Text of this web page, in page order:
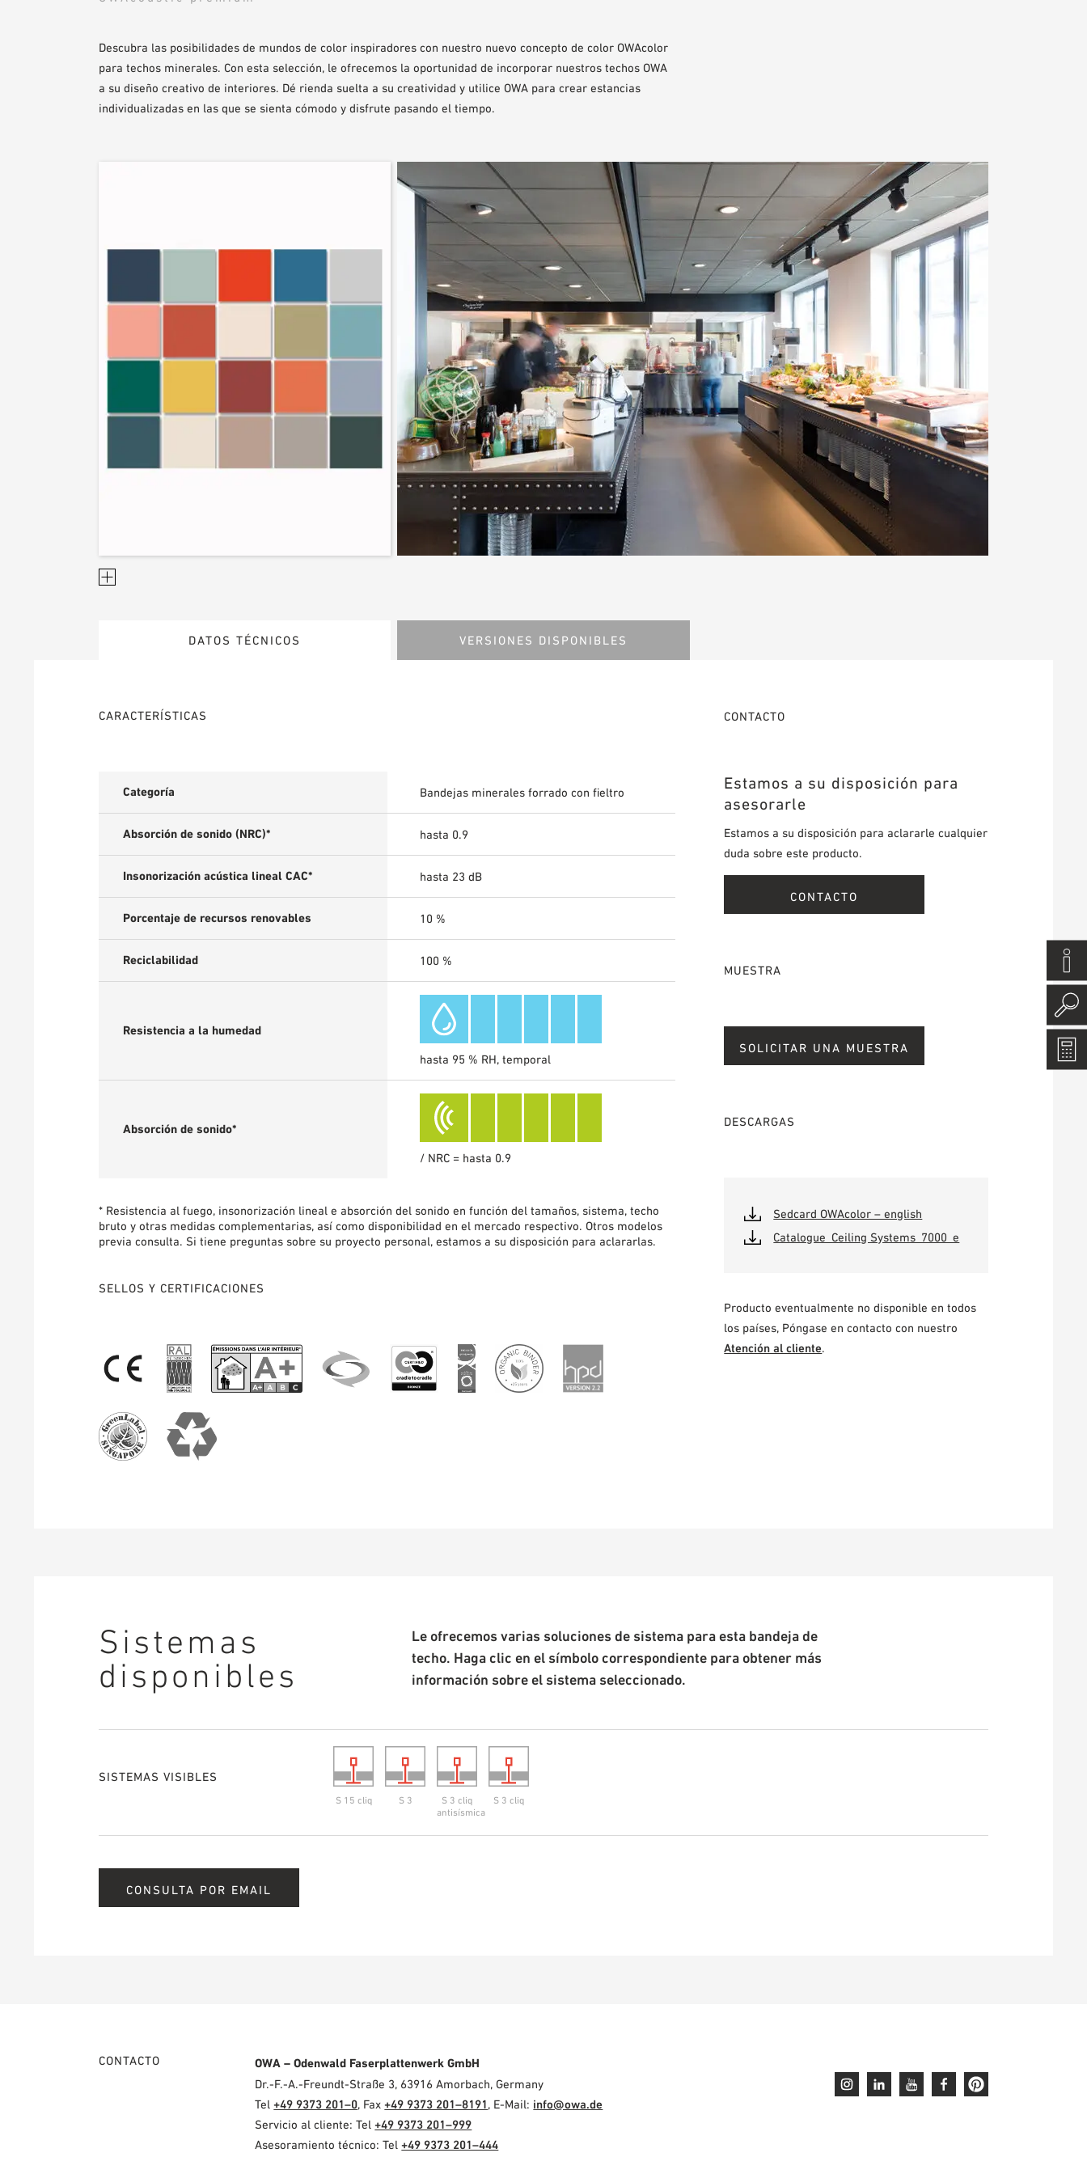
Descubra las posibilidades de mundos de color inspiradores con nuestro nuevo concepto de color OWAcolor
para techos minerales. Con esta selección, le ofrecemos la oportunidad de incorporar nuestros techos OWA
a su diseño creativo de interiores. Dé rienda suelta a su creatividad y utilice OWA para crear estancias
individualizadas en las que se sienta cómodo y disfrute pasando el tiempo.
DATOS TÉCNICOS VERSIONES DISPONIBLES
CARACTERÍSTICAS
Categoría Bandejas minerales forrado con fieltro
Absorción de sonido (NRC)* hasta 0.9
Insonorización acústica lineal CAC* hasta 23 dB
Porcentaje de recursos renovables 10 %
Reciclabilidad 100 %
Resistencia a la humedad
hasta 95 % RH, temporal
Absorción de sonido*
/ NRC = hasta 0.9
* Resistencia al fuego, insonorización lineal e absorción del sonido en función del tamaños, sistema, techo
bruto y otras medidas complementarias, así como disponibilidad en el mercado respectivo. Otros modelos
previa consulta. Si tiene preguntas sobre su proyecto personal, estamos a su disposición para aclararlas.
SELLOS Y CERTIFICACIONES
CONTACTO
Estamos a su disposición para
asesorarle
Estamos a su disposición para aclararle cualquier
duda sobre este producto.
CONTACTO
MUESTRA
SOLICITAR UNA MUESTRA
DESCARGAS
Sedcard OWAcolor – english
Catalogue_Ceiling Systems_7000_e
Producto eventualmente no disponible en todos
los países, Póngase en contacto con nuestro
Atención al cliente.
Sistemas
disponibles
Le ofrecemos varias soluciones de sistema para esta bandeja de
techo. Haga clic en el símbolo correspondiente para obtener más
información sobre el sistema seleccionado.
SISTEMAS VISIBLES
S 15 cliq S 3
S 3 cliq
antisísmica
S 3 cliq
CONSULTA POR EMAIL
CONTACTO OWA – Odenwald Faserplattenwerk GmbH
Dr.-F.-A.-Freundt-Straße 3, 63916 Amorbach, Germany
Tel+49 9373 201–0, Fax+49 9373 201–8191, E-Mail: info@owa.de
Servicio al cliente: Tel+49 9373 201–999
Asesoramiento técnico: Tel+49 9373 201–444